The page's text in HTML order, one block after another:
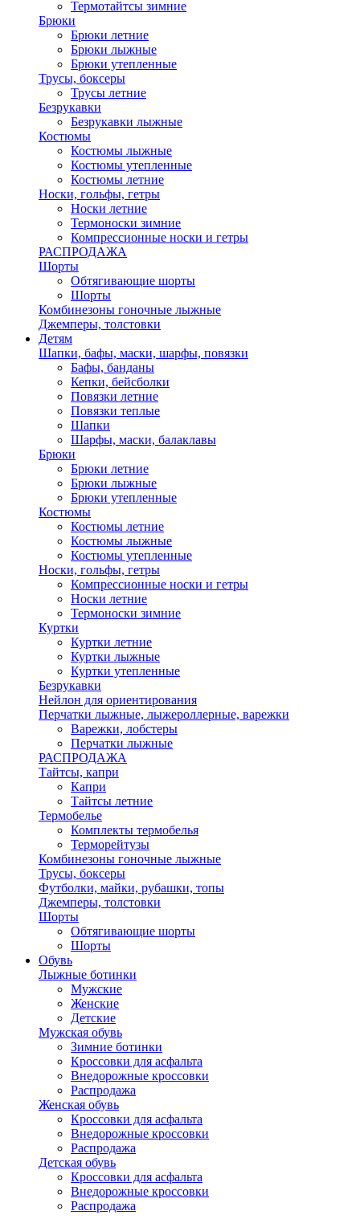
Термотайтсы зимние
Брюки
Брюки летние
Брюки лыжные
Брюки утепленные
Трусы, боксеры
Трусы летние
Безрукавки
Безрукавки лыжные
Костюмы
Костюмы лыжные
Костюмы утепленные
Костюмы летние
Носки, гольфы, гетры
Носки летние
Термоноски зимние
Компрессионные носки и гетры
РАСПРОДАЖА
Шорты
Обтягивающие шорты
Шорты
Комбинезоны гоночные лыжные
Джемперы, толстовки
Детям
Шапки, бафы, маски, шарфы, повязки
Бафы, банданы
Кепки, бейсболки
Повязки летние
Повязки теплые
Шапки
Шарфы, маски, балаклавы
Брюки
Брюки летние
Брюки лыжные
Брюки утепленные
Костюмы
Костюмы летние
Костюмы лыжные
Костюмы утепленные
Носки, гольфы, гетры
Компрессионные носки и гетры
Носки летние
Термоноски зимние
Куртки
Куртки летние
Куртки лыжные
Куртки утепленные
Безрукавки
Нейлон для ориентирования
Перчатки лыжные, лыжероллерные, варежки
Варежки, лобстеры
Перчатки лыжные
РАСПРОДАЖА
Тайтсы, капри
Капри
Тайтсы летние
Термобелье
Комплекты термобелья
Терморейтузы
Комбинезоны гоночные лыжные
Трусы, боксеры
Футболки, майки, рубашки, топы
Джемперы, толстовки
Шорты
Обтягивающие шорты
Шорты
Обувь
Лыжные ботинки
Мужские
Женские
Детские
Мужская обувь
Зимние ботинки
Кроссовки для асфальта
Внедорожные кроссовки
Распродажа
Женская обувь
Кроссовки для асфальта
Внедорожные кроссовки
Распродажа
Детская обувь
Кроссовки для асфальта
Внедорожные кроссовки
Распродажа